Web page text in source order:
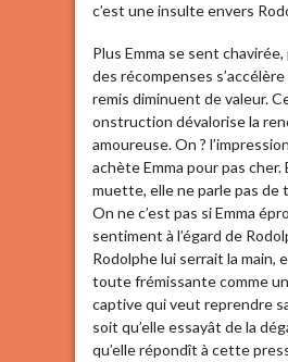
c’est une insulte envers
Plus Emma se sent
des récompenses
remis diminuent de valeur.
onstruction dévalorise la
amoureuse. On ?
achète Emma pour pas cher.
muette, elle ne parle pas de
On ne c’est pas si Emma
sentiment à l’égard de
Rodolphe lui serrait la main,
toute frémissante comme
captive qui veut reprendre
soit qu’elle essayât de la
qu’elle répondît à cette